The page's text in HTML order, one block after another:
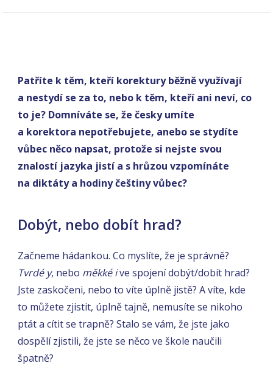
Patříte k těm, kteří korektury běžně využívají
a nestydí se za to, nebo k těm, kteří ani neví, co
to je? Domníváte se, že česky umíte
a korektora nepotřebujete, anebo se stydíte
vůbec něco napsat, protože si nejste svou
znalostí jazyka jistí a s hrůzou vzpomínáte
na diktáty a hodiny češtiny vůbec?
Dobýt, nebo dobít hrad?
Začneme hádankou. Co myslíte, že je správně?
Tvrdé y, nebo měkké ive spojení dobýt/dobít hrad?
Jste zaskočeni, nebo to víte úplně jistě? A víte, kde
to můžete zjistit, úplně tajně, nemusíte se nikoho
ptát a cítit se trapně? Stalo se vám, že jste jako
dospělí zjistili, že jste se něco ve škole naučili
špatně?